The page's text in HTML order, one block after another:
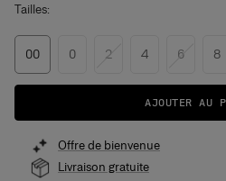
Tailles:
00 0 2 4 6 8
AJOUTER AU
Offre de bienvenue
Livraison gratuite